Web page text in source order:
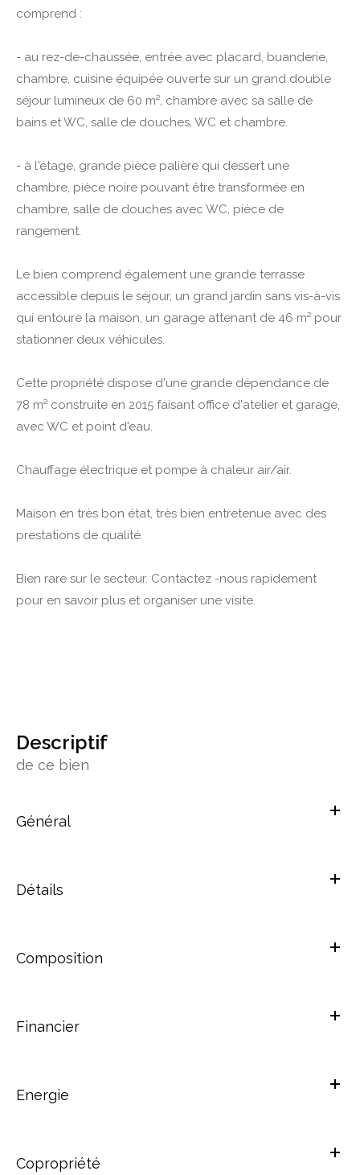
comprend :
- au rez-de-chaussée, entrée avec placard, buanderie,
chambre, cuisine équipée ouverte sur un grand double
séjour lumineux de 60 m², chambre avec sa salle de
bains et WC, salle de douches, WC et chambre.
- à l'étage, grande pièce palière qui dessert une
chambre, pièce noire pouvant être transformée en
chambre, salle de douches avec WC, pièce de
rangement.
Le bien comprend également une grande terrasse
accessible depuis le séjour, un grand jardin sans vis-à-vis
qui entoure la maison, un garage attenant de 46 m² pour
stationner deux véhicules.
Cette propriété dispose d'une grande dépendance de
78 m² construite en 2015 faisant office d'atelier et garage,
avec WC et point d'eau.
Chauffage électrique et pompe à chaleur air/air.
Maison en très bon état, très bien entretenue avec des
prestations de qualité.
Bien rare sur le secteur. Contactez -nous rapidement
pour en savoir plus et organiser une visite.
descriptif
de ce bien
Général
Détails
Composition
Financier
Energie
Copropriété